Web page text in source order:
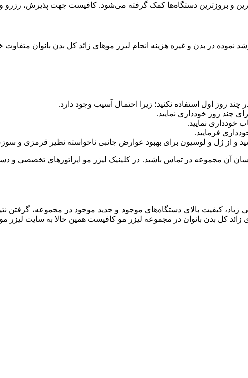
و بروزترین دستگاه‌ها کمک گرفته می‌شود. کافیست جهت پذیرش، رزرو
نموده در بدن و غیره هزینه انجام لیزر موهای زائد کل بدن بانوان متفاوت
روز اول استفاده نکنید؛ زیرا احتمال آسیب وجود دارد.
چند روز خودداری نمایید.
خودداری نمایید.
فرمایید.
و از ژل و لوسیون برای بهبود عوارض جانبی ناخواسته نظیر قرمزی و
مجموعه در تماس باشید. در کلینیک لیزر مو اپراتورهای تخصصی و
کیفیت بالای دستگاه‌های موجود و جدید موجود در مجموعه، گرفتن
کل بدن بانوان در مجموعه لیزر مو کافیست همین حالا به سایت لیزر مو